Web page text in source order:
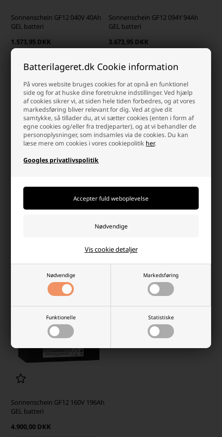
Batterilageret.dk Cookie information
På vores website bruges cookies for at opnå en funktionel
side og for at huske dine foretrukne indstillinger. Ved hjælp
af cookies sikrer vi, at siden hele tiden forbedres, og at vores
markedsføring bliver relevant for dig. Ved at give dit
samtykke, så tillader du, at vi sætter cookies (enten i form af
egne cookies og/eller fra tredjeparter), og at vi behandler de
personoplysninger, som indsamles via de cookies. Du kan
læse mere om cookies i vores cookiepolitik her.
Googles privatlivspolitik
Nødvendige Markedsføring
Funktionelle Statistiske
Vis cookie detaljer
Sonnenschein GF12 040V 40Ah
GEL batteri
1.573,95 DKK
Afsendes mandag
+
Sonnenschein GF12 094Y 94Ah
GEL batteri
3.673,95 DKK
-Afsendesmandag
- +
Sonnenschein GF12 090V 90Ah
+
Sonnenschein GF12 110V 110Ah
På lager
Afsendes
+
Sonnenschein GF12 160V 196Ah
GEL batteri
4.900,00 DKK